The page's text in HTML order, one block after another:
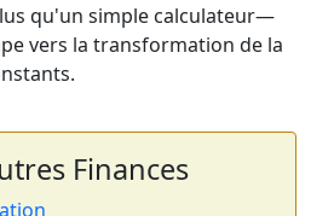
qu'un simple calculateur—
vers la transformation de la
Finances